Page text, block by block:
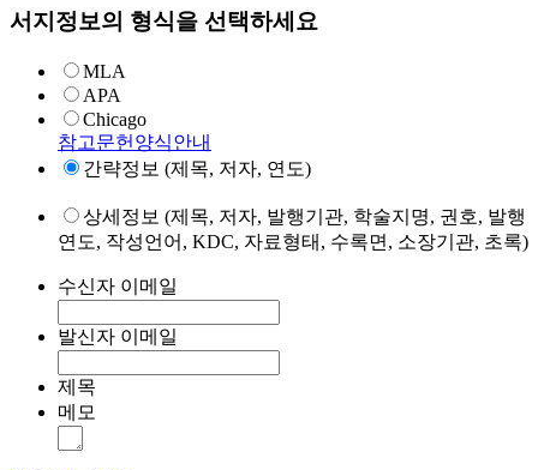
서지정보의 형식을 선택하세요
MLA
APA
Chicago
참고문헌양식안내
간략정보 (제목, 저자, 연도)
상세정보 (제목, 저자, 발행기관, 학술지명, 권호, 발행
연도, 작성언어, KDC, 자료형태, 수록면, 소장기관, 초록)
수신자 이메일
발신자 이메일
제목
메모